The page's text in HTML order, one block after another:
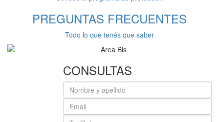
PREGUNTAS FRECUENTES
Todo lo que tenés que saber
CONSULTAS